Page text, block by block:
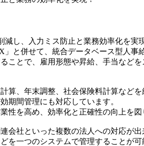
減し、入力ミス防止と業務効率化を実
」と併せて、統合データベース型人事
ことで、雇用形態や昇給、手当など
算、年末調整、社会保険料計算など
期間管理にも対応しています。
性を高め、効率化と正確性の向上を図
会社といった複数の法人への対応が出
を一つのシステムで管理することが可